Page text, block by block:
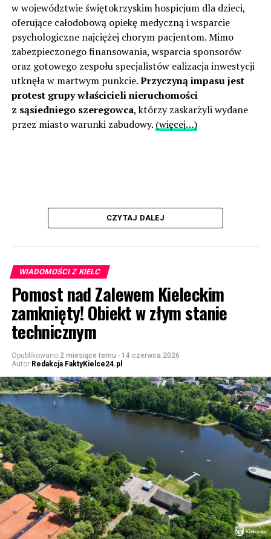
w województwie świętokrzyskim hospicjum dla dzieci,
oferujące całodobową opiekę medyczną i wsparcie
psychologiczne najciężej chorym pacjentom. Mimo
zabezpieczonego finansowania, wsparcia sponsorów
oraz gotowego zespołu specjalistów ealizacja inwestycji
utknęła w martwym punkcie.Przyczyną impasu jest
protest grupy właścicieli nieruchomości
z sąsiedniego szeregowca, którzy zaskarżyli wydane
przez miasto warunki zabudowy. (więcej…)
CZYTAJ DALEJ
WIADOMOŚCI Z KIELC
Pomost nad Zalewem Kieleckim
zamknięty! Obiekt w złym stanie
technicznym
Opublikowano 2 miesiące temu - 14 czerwca 2026
Autor Redakcja FaktyKielce24.pl